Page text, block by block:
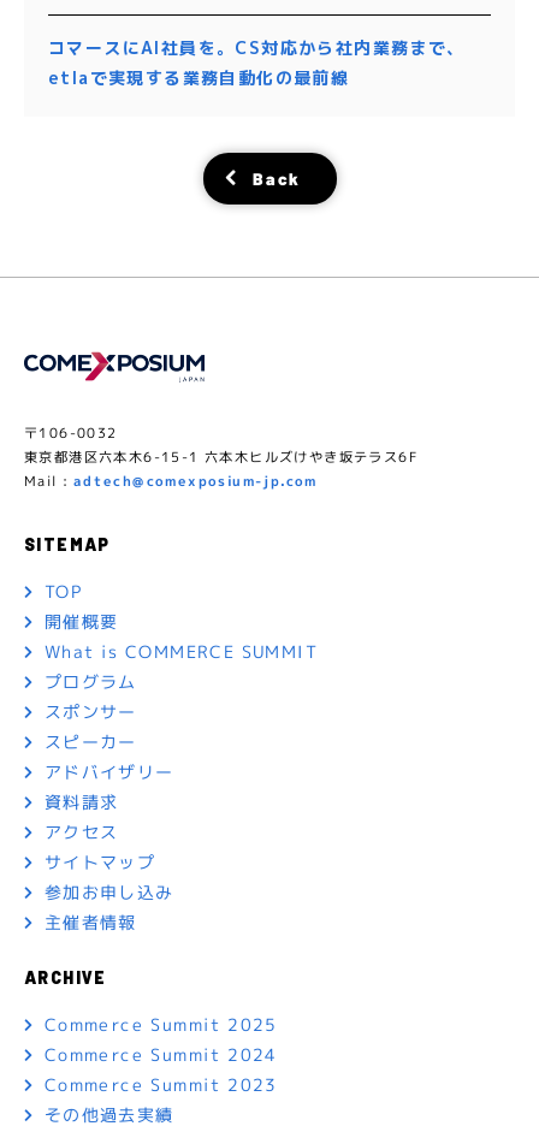
コマースにAI社員を。CS対応から社内業務まで、
etlaで実現する業務自動化の最前線
Back
〒106-0032
東京都港区六本木6-15-1 六本木ヒルズけやき坂テラス6F
Mail : adtech@comexposium-jp.com
SITEMAP
TOP
開催概要
What is COMMERCE SUMMIT
プログラム
スポンサー
スピーカー
アドバイザリー
資料請求
アクセス
サイトマップ
参加お申し込み
主催者情報
ARCHIVE
Commerce Summit 2025
Commerce Summit 2024
Commerce Summit 2023
その他過去実績